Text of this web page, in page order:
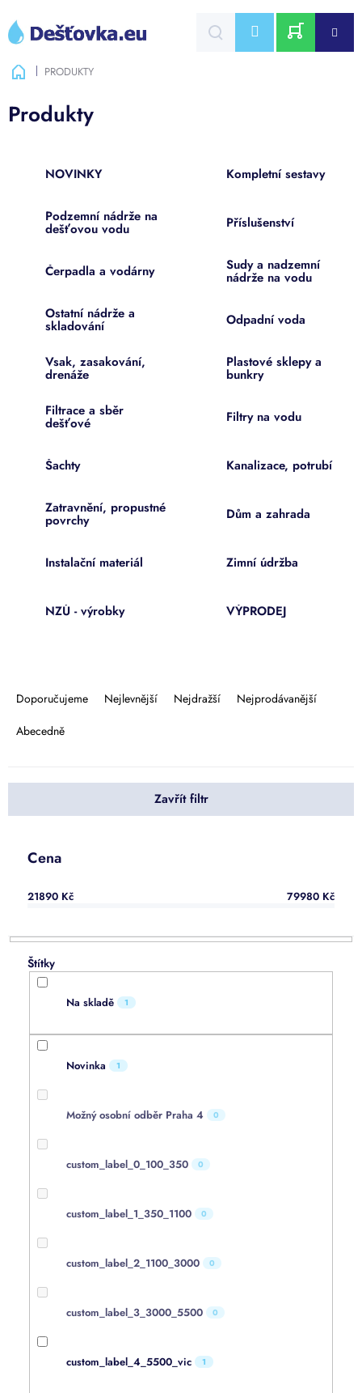
obsah
CZK
NÁKUPNÍ
DomůPRODUKTY
Produkty
NOVINKY Kompletní sestavy
Podzemní nádrže na
dešťovou vodu Příslušenství
Čerpadla a vodárny Sudy a nadzemní
nádrže na vodu
Ostatní nádrže a
skladování Odpadní voda
Vsak, zasakování,
drenáže
Plastové sklepy a
bunkry
Filtrace a sběr
dešťové Filtry na vodu
Šachty Kanalizace, potrubí
Zatravnění, propustné
povrchy Dům a zahrada
Instalační materiál Zimní údržba
NZÚ - výrobky VÝPRODEJ
p
o
Doporučujeme Nejlevnější Nejdražší
Nejprodávanější
Abecedně
Zavřít filtr
Cena
21890 Kč 79980 Kč
Na skladě 1
Novinka 1
Možný osobní odběr Praha 4 0
custom_label_0_100_350 0
custom_label_1_350_1100 0
custom_label_2_1100_3000 0
custom_label_3_3000_5500 0
custom_label_4_5500_vic 1